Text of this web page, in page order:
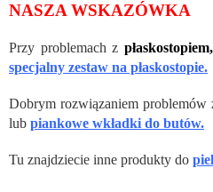
NASZA WSKAZÓWKA
Przy problemach z
specjalny zestaw na płaskostopie.
Dobrym rozwiązaniem problemów
lub piankowe wkładki do butów.
Tu znajdziecie inne produkty do